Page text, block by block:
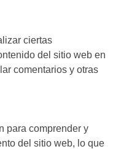
ciertas
del sitio web en
comentarios y otras
para comprender y
del sitio web, lo que